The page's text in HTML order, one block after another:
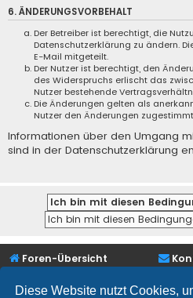
Diese Website nutzt Cookies,
6. ÄNDERUNGSVORBEHALT
Der Betreiber ist berechtigt, die
Datenschutzerklärung zu ändern.
E-Mail mitgeteilt.
Der Nutzer ist berechtigt, den
des Widerspruchs erlischt das
Nutzer bestehende
Die Änderungen gelten als
Nutzer den Änderungen
Informationen über den Umgang
sind in der Datenschutzerklärung
Foren-Übersicht
Bei den Links zu Shops (Amazon, Ebay,